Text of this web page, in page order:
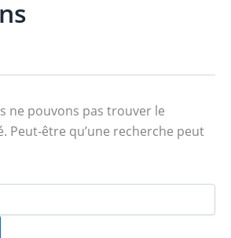
ne pouvons pas trouver le
Peut-être qu’une recherche peut